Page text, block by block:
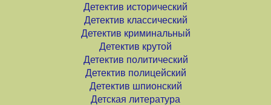
Детектив исторический
Детектив классический
Детектив криминальный
Детектив крутой
Детектив политический
Детектив полицейский
Детектив шпионский
Детская литература